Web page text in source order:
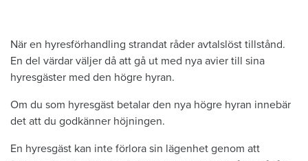
När en hyresförhandling strandat råder avtalslöst tillstånd.
En del värdar väljer då att gå ut med nya avier till sina
hyresgäster med den högre hyran.
Om du som hyresgäst betalar den nya högre hyran innebär
det att du godkänner höjningen.
En hyresgäst kan inte förlora sin lägenhet genom att